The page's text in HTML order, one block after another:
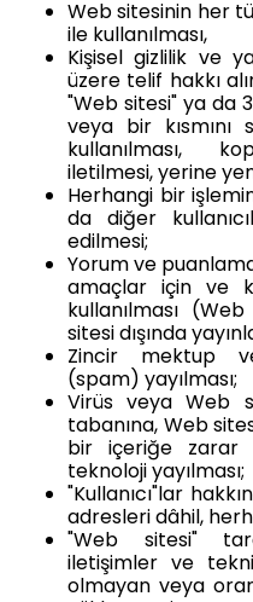
Web sitesinin her
ile kullanılması,
Kişisel gizlilik ve
üzere telif hakkı
"Web sitesi" ya da
veya bir kısmını
kullanılması,
iletilmesi, yerine
Herhangi bir
da diğer
edilmesi;
Yorum ve
amaçlar için ve
kullanılması
sitesi dışında
Zincir mektup
(spam) yayılması;
Virüs veya Web
tabanına, Web
bir içeriğe zarar
teknoloji yayılması;
"Kullanıcı"lar
adresleri dâhil,
"Web sitesi"
iletişimler ve
olmayan veya